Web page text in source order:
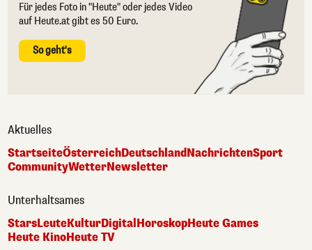
Für jedes Foto in "Heute" oder jedes Video
auf Heute.at gibt es 50 Euro.
So geht's
Aktuelles
StartseiteÖsterreichDeutschlandNachrichtenSport
CommunityWetterNewsletter
Unterhaltsames
StarsLeuteKulturDigital HoroskopHeute Games
Heute KinoHeute TV